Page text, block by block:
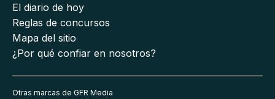
El diario de hoy
Reglas de concursos
Mapa del sitio
¿Por qué confiar en nosotros?
Otras marcas de GFR Media